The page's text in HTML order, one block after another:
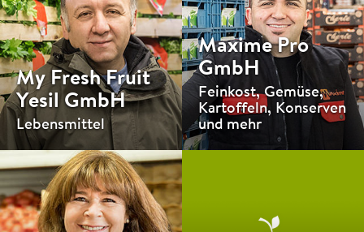
My Fresh Fruit
Yesil GmbH
Lebensmittel
Maxime Pro
GmbH
Feinkost, Gemüse,
Kartoffeln, Konserven
und mehr